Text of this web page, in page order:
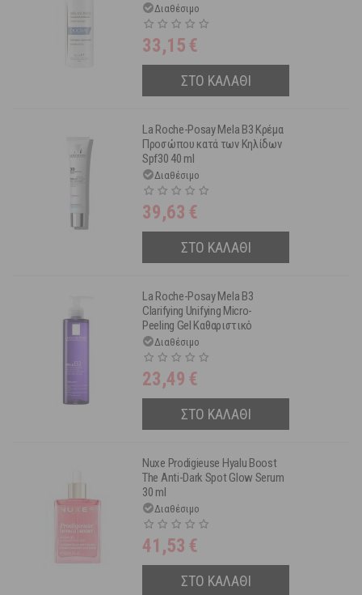
Διαθέσιμο
33,15 €
ΣΤΟ ΚΑΛΑΘΙ
La Roche-Posay Mela B3 Κρέμα
Προσώπου κατά των Κηλίδων
Spf30 40 ml
Διαθέσιμο
39,63 €
ΣΤΟ ΚΑΛΑΘΙ
La Roche-Posay Mela B3
Clarifying Unifying Micro-
Peeling Gel Καθαριστικό
Προσώπου Κατά των Κηλίδων
200 ml
Διαθέσιμο
23,49 €
ΣΤΟ ΚΑΛΑΘΙ
Nuxe Prodigieuse Hyalu Boost
The Anti-Dark Spot Glow Serum
30 ml
Διαθέσιμο
41,53 €
ΣΤΟ ΚΑΛΑΘΙ